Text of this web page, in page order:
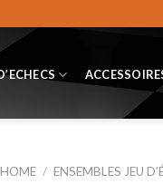
HOME / ENSEMBLES JEU